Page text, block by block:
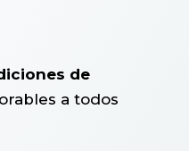
de
a todos